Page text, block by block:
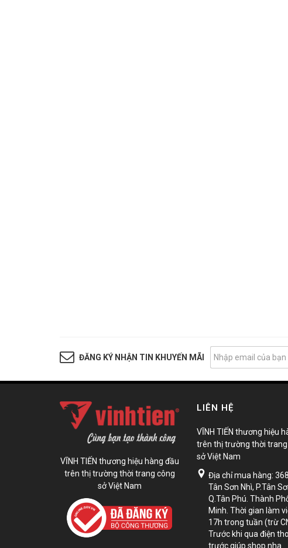
ĐĂNG KÝ NHẬN TIN KHUYẾN MÃI
VĨNH TIẾN thương hiệu hàng đầu
trên thị trường thời trang công
sở Việt Nam
LIÊN HỆ
VĨNH TIẾN thương hiệu
trên thị trường thời trang
sở Việt Nam
Địa chỉ mua hàng:
Tân Sơn Nhì, P.Tân
Q.Tân Phú. Thành
Minh. Thời gian làm
17h trong tuần (trừ
Trước khi qua điện
trước giúp shop nha